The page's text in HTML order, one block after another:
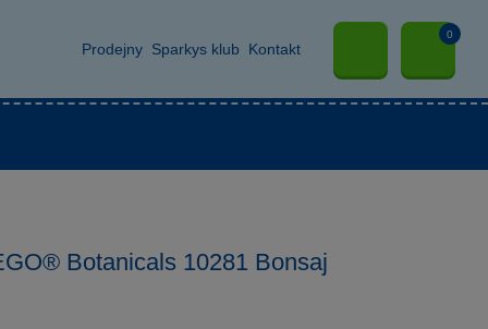
Prodejny Sparkys klub Kontakt
0
Botanicals 10281 Bonsaj